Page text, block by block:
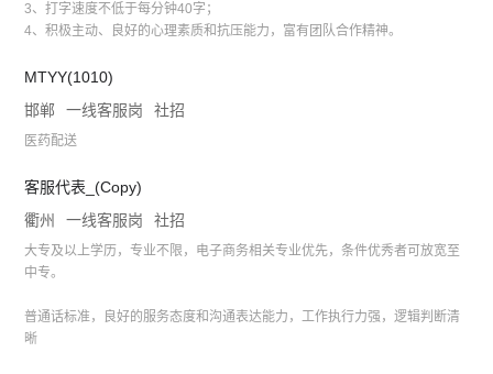
3、打字速度不低于每分钟40字；
4、积极主动、良好的心理素质和抗压能力，富有团队合作精神。
MTYY(1010)
邯郸
一线客服岗 社招
医药配送
客服代表_(Copy)
衢州
一线客服岗 社招
大专及以上学历，专业不限，电子商务相关专业优先，条件优秀者可放宽至
中专。
普通话标准，良好的服务态度和沟通表达能力，工作执行力强，逻辑判断清
晰